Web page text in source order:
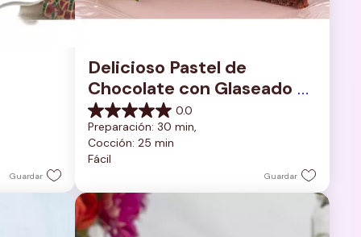
Guardar
Delicioso Pastel de
Chocolate con Glaseado
de Chocolate Rico y
Cremoso
0.0
0.0
de
5
estrellas.
Preparación: 30 min,
Cocción: 25 min
Fácil
Guardar